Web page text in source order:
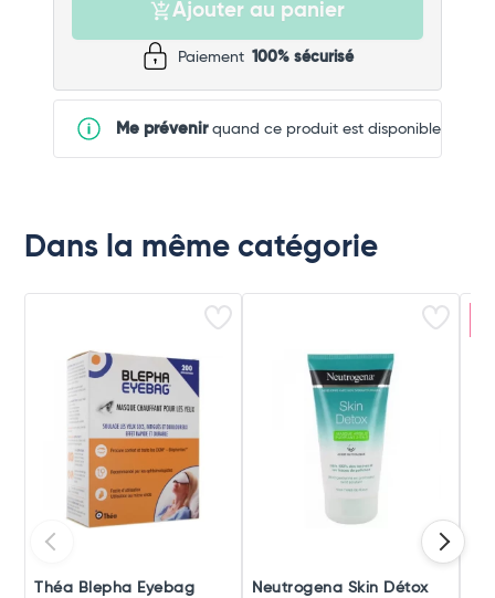
Ajouter au panier
Paiement 100% sécurisé
Me prévenirquand ce produit est disponible
Dans la même catégorie
Théa Blepha Eyebag
Neutrogena Skin Détox